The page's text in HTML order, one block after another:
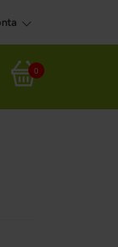
Meu Carrinho
0